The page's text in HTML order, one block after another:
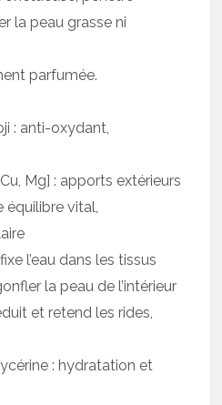
la peau grasse ni
parfumée.
: anti-oxydant,
Mg] : apports extérieurs
équilibre vital,
l’eau dans les tissus
la peau de l’intérieur
et retend les rides,
: hydratation et